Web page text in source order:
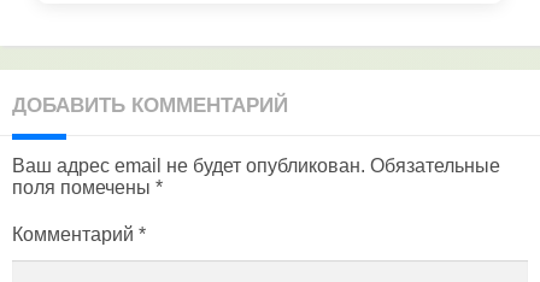
ДОБАВИТЬ КОММЕНТАРИЙ
Ваш адрес email не будет опубликован. Обязательные
поля помечены *
Комментарий *